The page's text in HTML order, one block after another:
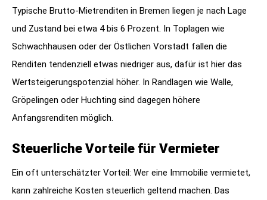
Typische Brutto-Mietrenditen in Bremen liegen je nach Lage
und Zustand bei etwa 4 bis 6 Prozent. In Toplagen wie
Schwachhausen oder der Östlichen Vorstadt fallen die
Renditen tendenziell etwas niedriger aus, dafür ist hier das
Wertsteigerungspotenzial höher. In Randlagen wie Walle,
Gröpelingen oder Huchting sind dagegen höhere
Anfangsrenditen möglich.
Steuerliche Vorteile für Vermieter
Ein oft unterschätzter Vorteil: Wer eine Immobilie vermietet,
kann zahlreiche Kosten steuerlich geltend machen. Das